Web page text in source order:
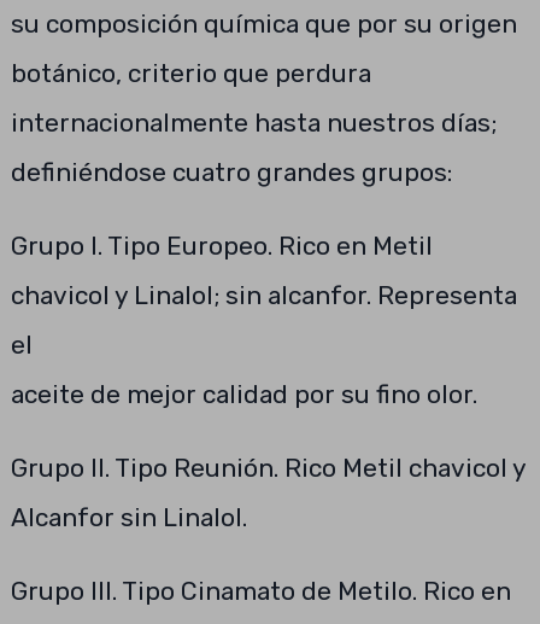
su composición química que por su origen
botánico, criterio que perdura
internacionalmente hasta nuestros días;
definiéndose cuatro grandes grupos:
Grupo I. Tipo Europeo. Rico en Metil
chavicol y Linalol; sin alcanfor. Representa
el
aceite de mejor calidad por su fino olor.
Grupo II. Tipo Reunión. Rico Metil chavicol y
Alcanfor sin Linalol.
Grupo III. Tipo Cinamato de Metilo. Rico en